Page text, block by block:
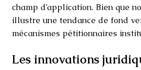
champ d’application. Bien que
illustre une tendance de fond
mécanismes pétitionnaires
Les innovations